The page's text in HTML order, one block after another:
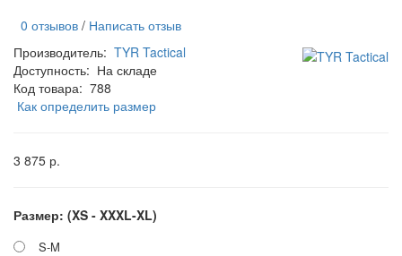
0 отзывов / Написать отзыв
Производитель: TYR Tactical
Доступность: На складе
Код товара: 788
Как определить размер
3 875 р.
Размер: (XS - XXXL-XL)
S-M